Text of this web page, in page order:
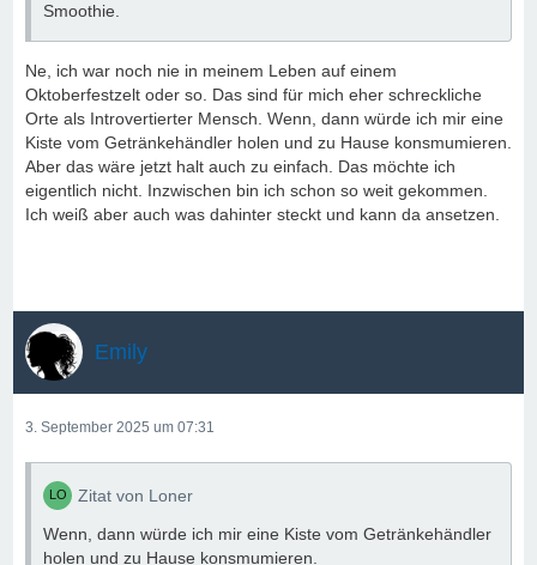
Smoothie.
Ne, ich war noch nie in meinem Leben auf einem
Oktoberfestzelt oder so. Das sind für mich eher schreckliche
Orte als Introvertierter Mensch. Wenn, dann würde ich mir eine
Kiste vom Getränkehändler holen und zu Hause konsmumieren.
Aber das wäre jetzt halt auch zu einfach. Das möchte ich
eigentlich nicht. Inzwischen bin ich schon so weit gekommen.
Ich weiß aber auch was dahinter steckt und kann da ansetzen.
Emily
3. September 2025 um 07:31
Zitat von Loner
Wenn, dann würde ich mir eine Kiste vom Getränkehändler
holen und zu Hause konsmumieren.